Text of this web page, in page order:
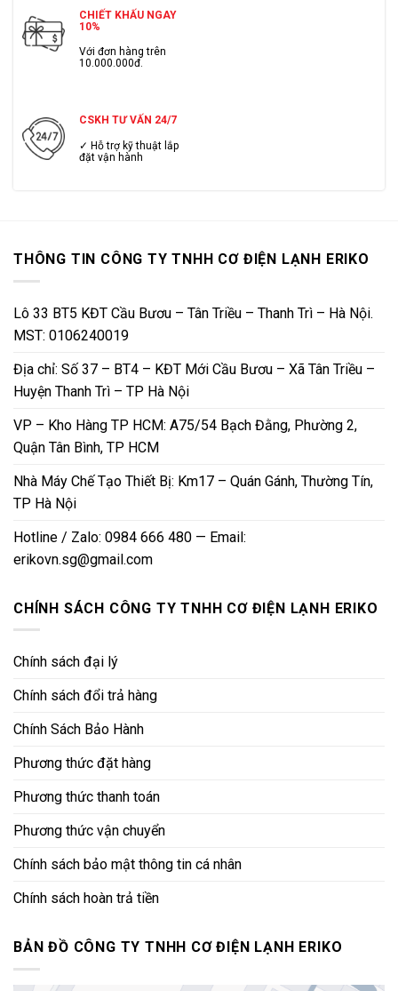
CHIẾT KHẤU NGAY
10%
Với đơn hàng trên
10.000.000đ.
CSKH TƯ VẤN 24/7
✓ Hỗ trợ kỹ thuật lắp
đặt vận hành
THÔNG TIN CÔNG TY TNHH CƠ ĐIỆN LẠNH ERIKO
Lô 33 BT5 KĐT Cầu Bươu – Tân Triều – Thanh Trì – Hà Nội.
MST: 0106240019
Địa chỉ: Số 37 – BT4 – KĐT Mới Cầu Bươu – Xã Tân Triều –
Huyện Thanh Trì – TP Hà Nội
VP – Kho Hàng TP HCM: A75/54 Bạch Đằng, Phường 2,
Quận Tân Bình, TP HCM
Nhà Máy Chế Tạo Thiết Bị: Km17 – Quán Gánh, Thường Tín,
TP Hà Nội
Hotline / Zalo: 0984 666 480 — Email:
erikovn.sg@gmail.com
CHÍNH SÁCH CÔNG TY TNHH CƠ ĐIỆN LẠNH ERIKO
Chính sách đại lý
Chính sách đổi trả hàng
Chính Sách Bảo Hành
Phương thức đặt hàng
Phương thức thanh toán
Phương thức vận chuyển
Chính sách bảo mật thông tin cá nhân
Chính sách hoàn trả tiền
BẢN ĐỒ CÔNG TY TNHH CƠ ĐIỆN LẠNH ERIKO